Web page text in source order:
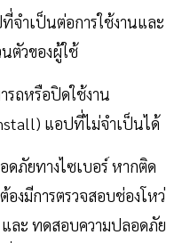
จำเป็นต่อการใช้งานและ
ตัวของผู้ใช้
รถหรือปิดใช้งาน
แอปที่ไม่จำเป็นได้
ภัยทางไซเบอร์ หากติด
งมีการตรวจสอบช่องโหว่
ละ ทดสอบความปลอดภัย